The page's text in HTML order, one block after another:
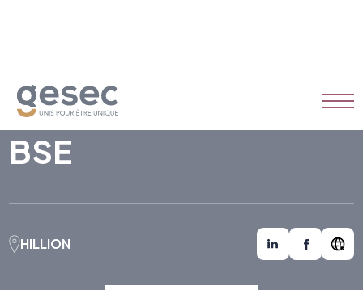
BSE
HILLION